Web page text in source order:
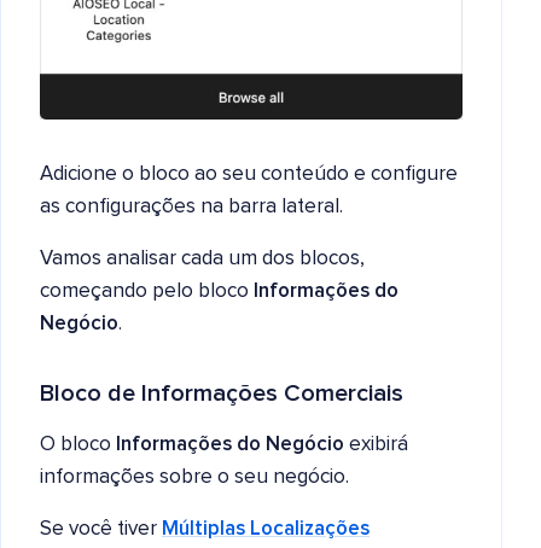
Adicione o bloco ao seu conteúdo e configure
as configurações na barra lateral.
Vamos analisar cada um dos blocos,
começando pelo bloco Informações do
Negócio.
Bloco de Informações Comerciais
O bloco Informações do Negócio exibirá
informações sobre o seu negócio.
Se você tiver Múltiplas Localizações